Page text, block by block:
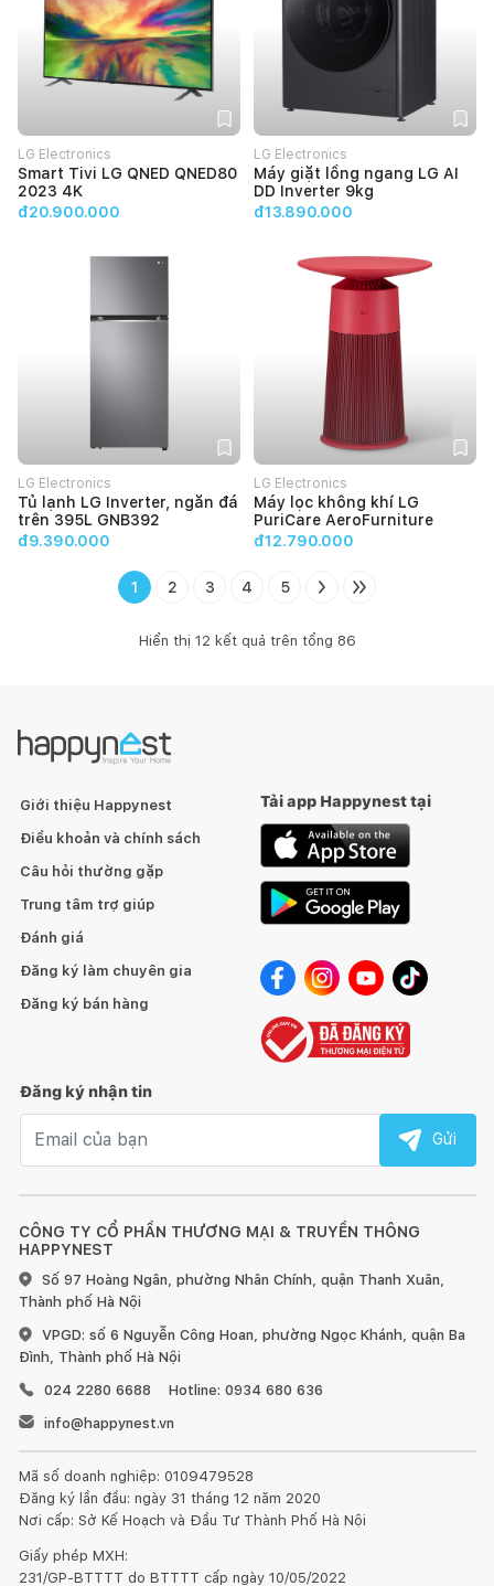
LG Electronics
Smart Tivi LG QNED QNED80
2023 4K
đ20.900.000
LG Electronics
Máy giặt lồng ngang LG AI
DD Inverter 9kg
đ13.890.000
LG Electronics
Tủ lạnh LG Inverter, ngăn đá
trên 395L GNB392
đ9.390.000
LG Electronics
Máy lọc không khí LG
PuriCare AeroFurniture
đ12.790.000
1 2 3 4 5
Hiển thị 12 kết quả trên tổng 86
CÔNG TY CỔ PHẦN THƯƠNG MẠI & TRUYỀN THÔNG
HAPPYNEST
Số 97 Hoàng Ngân, phường Nhân Chính, quận Thanh Xuân,
Thành phố Hà Nội
VPGD: số 6 Nguyễn Công Hoan, phường Ngọc Khánh, quận Ba
Đình, Thành phố Hà Nội
024 2280 6688
Hotline: 0934 680 636
info@happynest.vn
Mã số doanh nghiệp: 0109479528
Đăng ký lần đầu: ngày 31 tháng 12 năm 2020
Nơi cấp: Sở Kế Hoạch và Đầu Tư Thành Phố Hà Nội
Giấy phép MXH:
231/GP-BTTTT do BTTTT cấp ngày 10/05/2022
Giới thiệu Happynest
Điều khoản và chính sách
Câu hỏi thường gặp
Trung tâm trợ giúp
Đánh giá
Đăng ký làm chuyên gia
Đăng ký bán hàng
Tải app Happynest tại
Đăng ký nhận tin
Gửi